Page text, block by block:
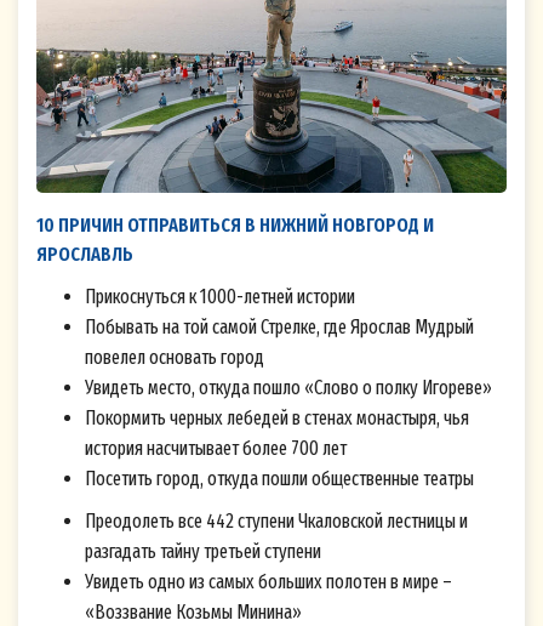
10 ПРИЧИН ОТПРАВИТЬСЯ В НИЖНИЙ НОВГОРОД И
ЯРОСЛАВЛЬ
Прикоснуться к 1000-летней истории
Побывать на той самой Стрелке, где Ярослав Мудрый
повелел основать город
Увидеть место, откуда пошло «Слово о полку Игореве»
Покормить черных лебедей в стенах монастыря, чья
история насчитывает более 700 лет
Посетить город, откуда пошли общественные театры
Преодолеть все 442 ступени Чкаловской лестницы и
разгадать тайну третьей ступени
Увидеть одно из самых больших полотен в мире –
«Воззвание Козьмы Минина»